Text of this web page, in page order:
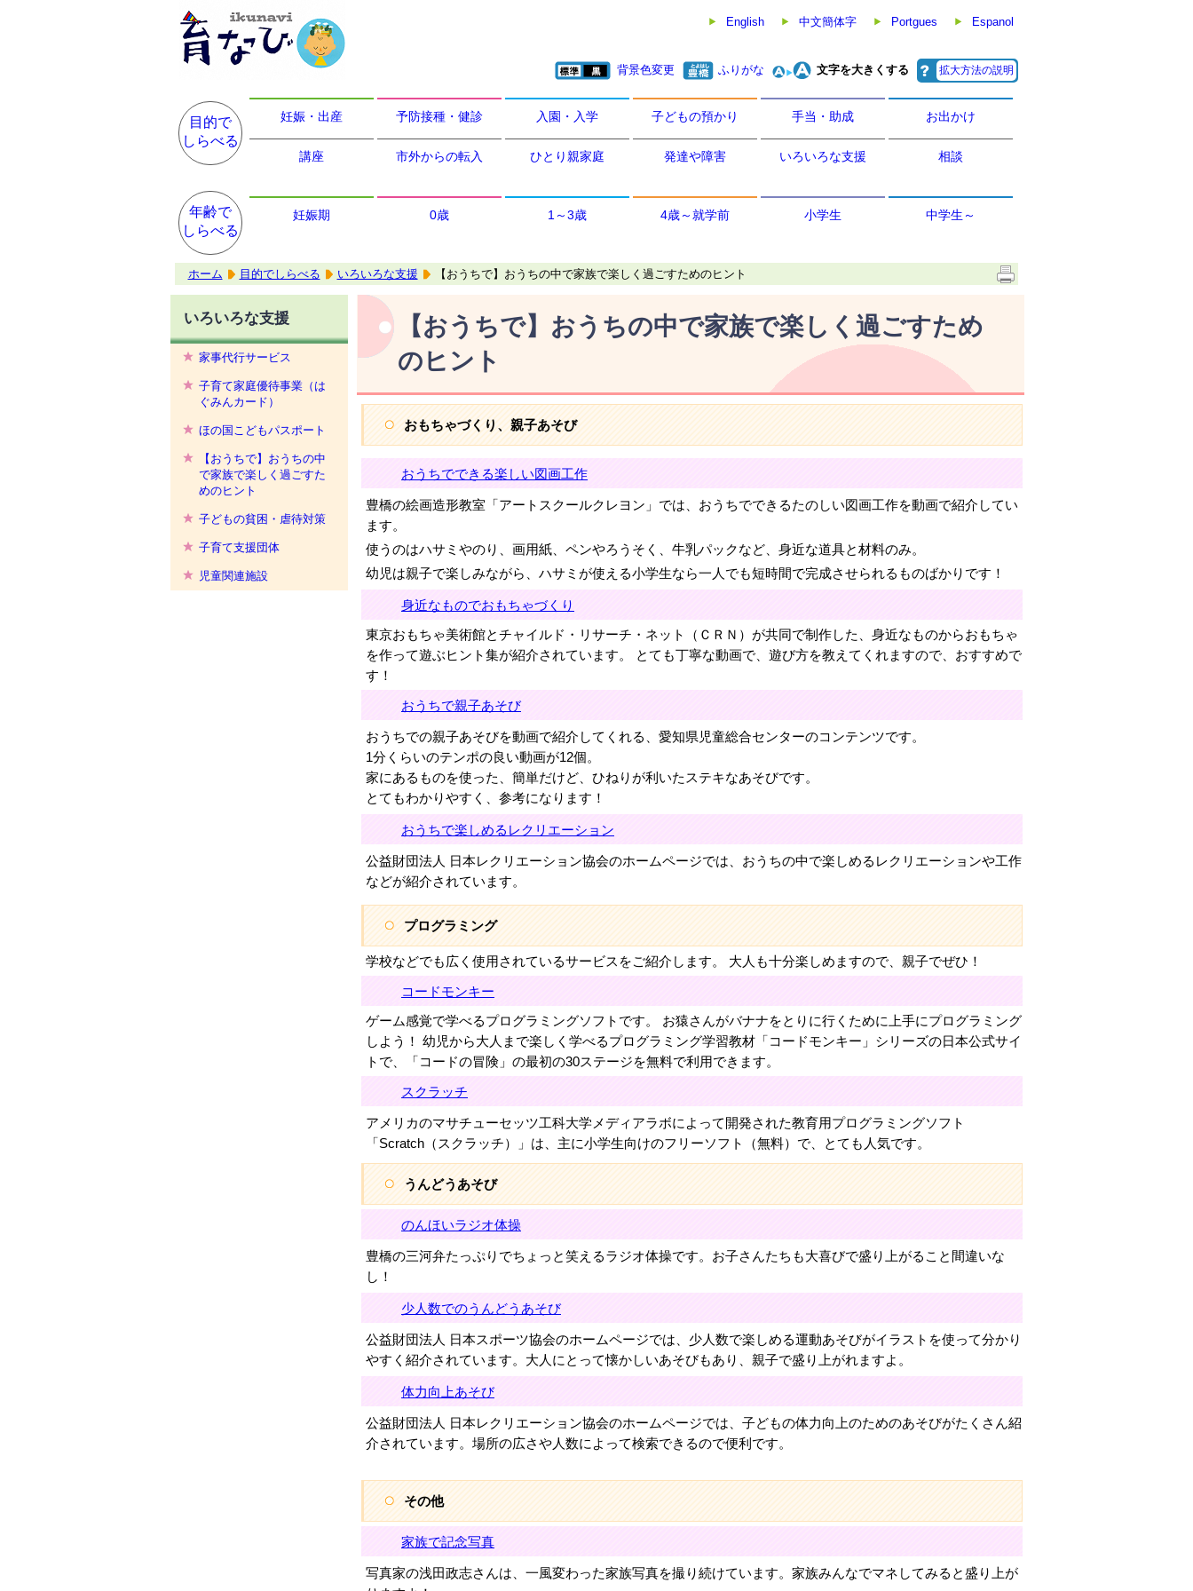
English 中文簡体字 Portgues Espanol
背景色変更 ふりがな 文字を大きくする 拡大方法の説明
目的で
しらべる
妊娠・出産 予防接種・健診 入園・入学 子どもの預かり 手当・助成 お出かけ
講座 市外からの転入 ひとり親家庭 発達や障害 いろいろな支援 相談
年齢で
しらべる
妊娠期 0歳 1～3歳 4歳～就学前 小学生 中学生～
ホーム 目的でしらべる いろいろな支援 【おうちで】おうちの中で家族で楽しく過ごすためのヒント
いろいろな支援
家事代行サービス
子育て家庭優待事業（は
ぐみんカード）
ほの国こどもパスポート
【おうちで】おうちの中
で家族で楽しく過ごすた
めのヒント
子どもの貧困・虐待対策
子育て支援団体
児童関連施設
【おうちで】おうちの中で家族で楽しく過ごすため
のヒント
おもちゃづくり、親子あそび
おうちでできる楽しい図画工作
豊橋の絵画造形教室「アートスクールクレヨン」では、おうちでできるたのしい図画工作を動画で紹介してい
ます。
使うのはハサミやのり、画用紙、ペンやろうそく、牛乳パックなど、身近な道具と材料のみ。
幼児は親子で楽しみながら、ハサミが使える小学生なら一人でも短時間で完成させられるものばかりです！
身近なものでおもちゃづくり
東京おもちゃ美術館とチャイルド・リサーチ・ネット（ＣＲＮ）が共同で制作した、身近なものからおもちゃ
を作って遊ぶヒント集が紹介されています。 とても丁寧な動画で、遊び方を教えてくれますので、おすすめで
す！
おうちで親子あそび
おうちでの親子あそびを動画で紹介してくれる、愛知県児童総合センターのコンテンツです。
1分くらいのテンポの良い動画が12個。
家にあるものを使った、簡単だけど、ひねりが利いたステキなあそびです。
とてもわかりやすく、参考になります！
おうちで楽しめるレクリエーション
公益財団法人 日本レクリエーション協会のホームページでは、おうちの中で楽しめるレクリエーションや工作
などが紹介されています。
プログラミング
学校などでも広く使用されているサービスをご紹介します。 大人も十分楽しめますので、親子でぜひ！
コードモンキー
ゲーム感覚で学べるプログラミングソフトです。 お猿さんがバナナをとりに行くために上手にプログラミング
しよう！ 幼児から大人まで楽しく学べるプログラミング学習教材「コードモンキー」シリーズの日本公式サイ
トで、「コードの冒険」の最初の30ステージを無料で利用できます。
スクラッチ
アメリカのマサチューセッツ工科大学メディアラボによって開発された教育用プログラミングソフト
「Scratch（スクラッチ）」は、主に小学生向けのフリーソフト（無料）で、とても人気です。
うんどうあそび
のんほいラジオ体操
豊橋の三河弁たっぷりでちょっと笑えるラジオ体操です。お子さんたちも大喜びで盛り上がること間違いな
し！
少人数でのうんどうあそび
公益財団法人 日本スポーツ協会のホームページでは、少人数で楽しめる運動あそびがイラストを使って分かり
やすく紹介されています。大人にとって懐かしいあそびもあり、親子で盛り上がれますよ。
体力向上あそび
公益財団法人 日本レクリエーション協会のホームページでは、子どもの体力向上のためのあそびがたくさん紹
介されています。場所の広さや人数によって検索できるので便利です。
その他
家族で記念写真
写真家の浅田政志さんは、一風変わった家族写真を撮り続けています。家族みんなでマネしてみると盛り上が